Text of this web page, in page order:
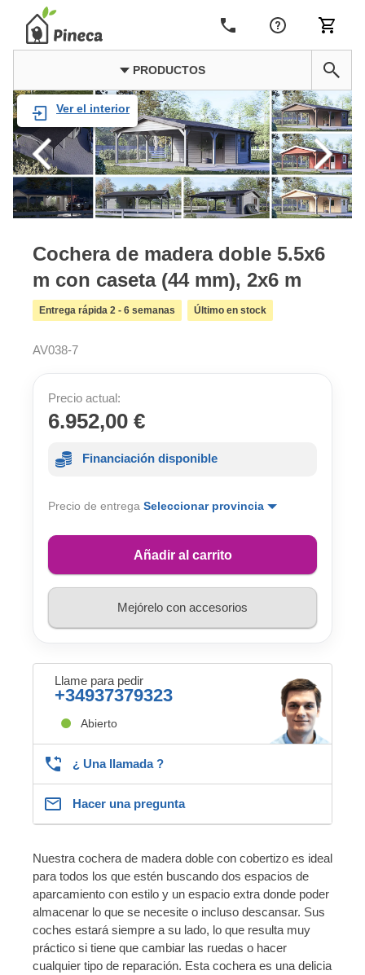
PRODUCTOS
Ver el interior
Cochera de madera doble 5.5x6
m con caseta (44 mm), 2x6 m
Entrega rápida 2 - 6 semanas Último en stock
AV038-7
Precio actual:
6.952,00 €
Financiación disponible
Precio de entrega Seleccionar provincia
Añadir al carrito
Mejórelo con accesorios
Llame para pedir
+34937379323
Abierto
¿ Una llamada ?
Hacer una pregunta
Nuestra cochera de madera doble con cobertizo es ideal
para todos los que estén buscando dos espacios de
aparcamiento con estilo y un espacio extra donde poder
almacenar lo que se necesite o incluso descansar. Sus
coches estará siempre a su lado, lo que resulta muy
práctico si tiene que cambiar las ruedas o hacer
cualquier tipo de reparación. Esta cochera es una delicia